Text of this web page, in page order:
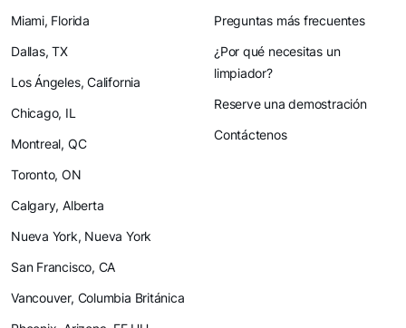
Miami, Florida
Dallas, TX
Los Ángeles, California
Chicago, IL
Montreal, QC
Toronto, ON
Calgary, Alberta
Nueva York, Nueva York
San Francisco, CA
Vancouver, Columbia Británica
Preguntas más frecuentes
¿Por qué necesitas un
limpiador?
Reserve una demostración
Contáctenos